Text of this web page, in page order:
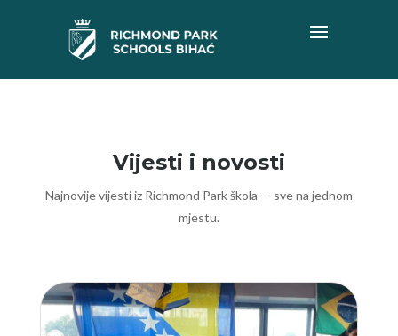
Vijesti i novosti
Najnovije vijesti iz Richmond Park škola — sve na jednom
mjestu.